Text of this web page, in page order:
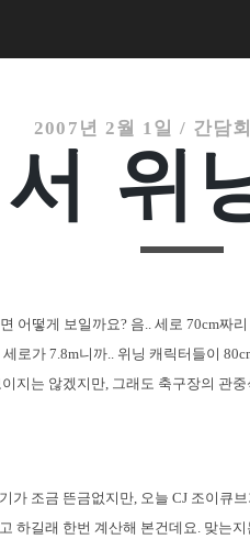
2007년 2월 1일 / 간담
위
어떻게 보일까요? 음.. 세로 70cm짜
로가 7.8m니까.. 위닝 캐릭터들이
지는 않겠지만, 그래도 축구장의 관
가 조금 뜬금없지만, 오늘 CJ 조이큐
하길래 한번 계산해 본건데요. 맞는